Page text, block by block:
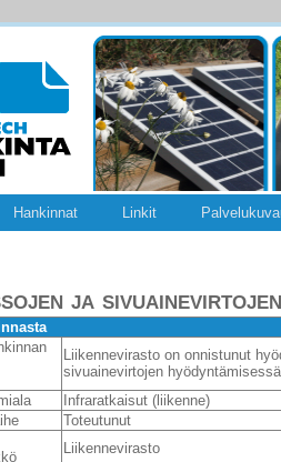
Hankinnat Linkit
ja
Liikennevirasto on onnistunut
sivuainevirtojen
Infraratkaisut (liikenne)
Toteutunut
Liikennevirasto